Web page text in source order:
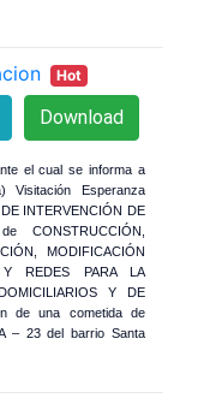
Hot
Download
el cual se informa a
Esperanza
INTERVENCIÓN DE
CONSTRUCCIÓN,
MODIFICACIÓN
Y REDES PARA LA
Y DE
de una cometida de
– 23 del barrio Santa